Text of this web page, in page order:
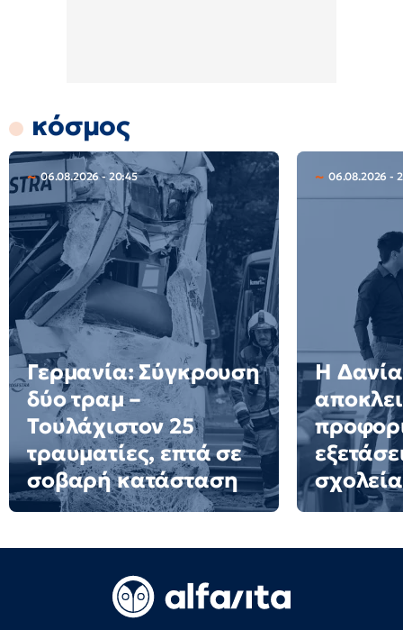
κόσμος
06.08.2026 - 20:45
Γερμανία: Σύγκρουση
δύο τραμ –
Τουλάχιστον 25
τραυματίες, επτά σε
σοβαρή κατάσταση
06.08.2026 -
Η